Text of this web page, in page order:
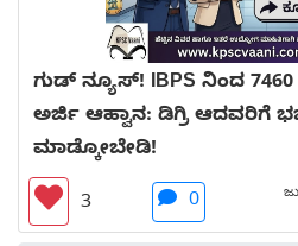
ಗುಡ್ ನ್ಯೂಸ್! IBPS ನಿಂದ 7460
ಅರ್ಜಿ ಆಹ್ವಾನ: ಡಿಗ್ರಿ ಆದವರಿಗೆ
ಮಾಡ್ಕೋಬೇಡಿ!
3 0